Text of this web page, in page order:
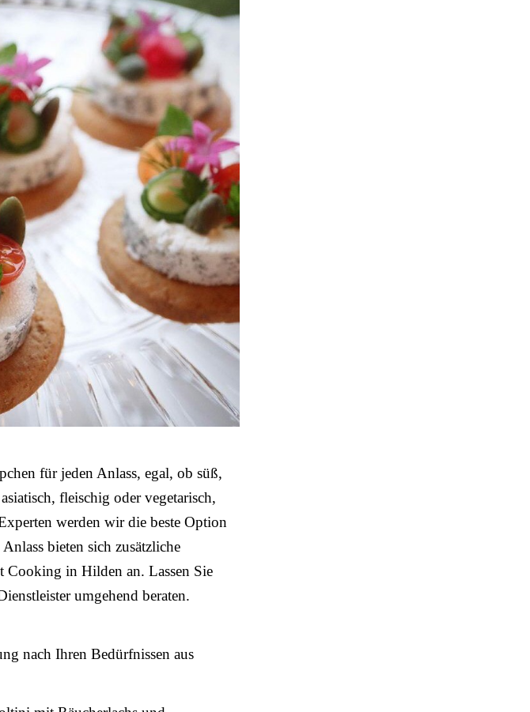
für jeden Anlass, egal, ob süß,
fleischig oder vegetarisch,
werden wir die beste Option
bieten sich zusätzliche
in Hilden an. Lassen Sie
umgehend beraten.
nach Ihren Bedürfnissen aus